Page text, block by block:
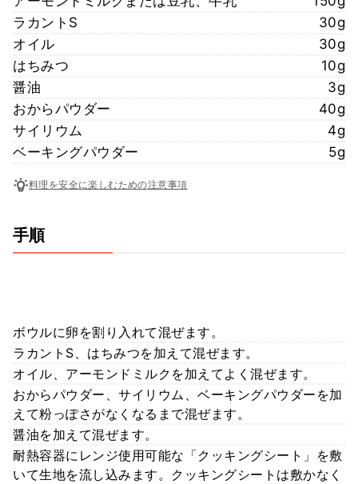
ラカントS
30g
オイル
30g
はちみつ
10g
醤油
3g
おからパウダー
40g
サイリウム
4g
ベーキングパウダー
5g
料理を安全に楽しむための注意事項
手順
ボウルに卵を割り入れて混ぜます。
ラカントS、はちみつを加えて混ぜます。
オイル、アーモンドミルクを加えてよく混ぜます。
おからパウダー、サイリウム、ベーキングパウダーを加
えて粉っぽさがなくなるまで混ぜます。
醤油を加えて混ぜます。
耐熱容器にレンジ使用可能な「クッキングシート」を敷
いて生地を流し込みます。クッキングシートは敷かなく